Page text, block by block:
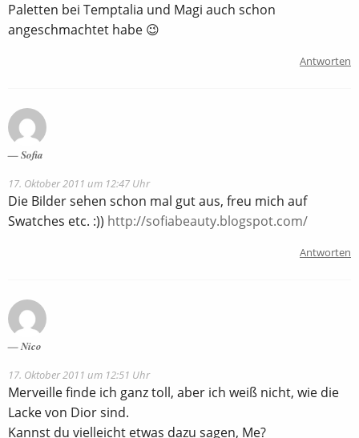
Paletten bei Temptalia und Magi auch schon
angeschmachtet habe 😉
Antworten
Sofia
17. Oktober 2011 um 12:47 Uhr
Die Bilder sehen schon mal gut aus, freu mich auf
Swatches etc. :)) http://sofiabeauty.blogspot.com/
Antworten
Nico
17. Oktober 2011 um 12:51 Uhr
Merveille finde ich ganz toll, aber ich weiß nicht, wie die
Lacke von Dior sind.
Kannst du vielleicht etwas dazu sagen, Me?